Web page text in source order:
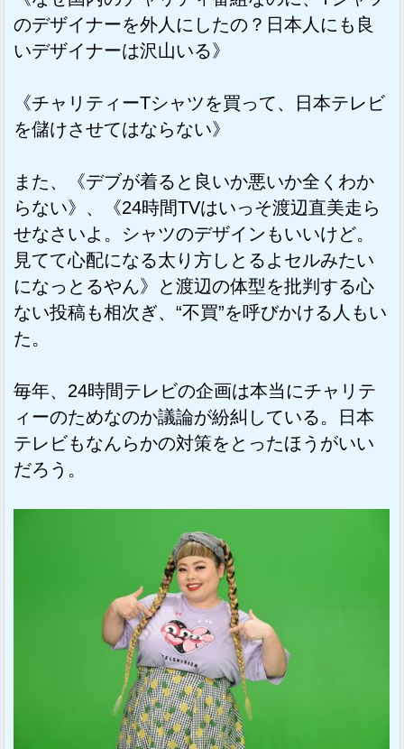
のデザイナーを外人にしたの？日本人にも良
いデザイナーは沢山いる》
《チャリティーTシャツを買って、日本テレビ
を儲けさせてはならない》
また、《デブが着ると良いか悪いか全くわか
らない》、《24時間TVはいっそ渡辺直美走ら
せなさいよ。シャツのデザインもいいけど。
見てて心配になる太り方しとるよセルみたい
になっとるやん》と渡辺の体型を批判する心
ない投稿も相次ぎ、“不買”を呼びかける人もい
た。
毎年、24時間テレビの企画は本当にチャリテ
ィーのためなのか議論が紛糾している。日本
テレビもなんらかの対策をとったほうがいい
だろう。